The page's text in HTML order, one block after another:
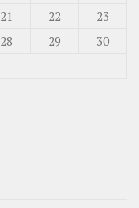
21 22
23
28 29
30